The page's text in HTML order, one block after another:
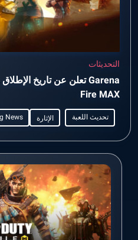
التحديثات
Fire MAX
تحديث اللعبة الإثارة News